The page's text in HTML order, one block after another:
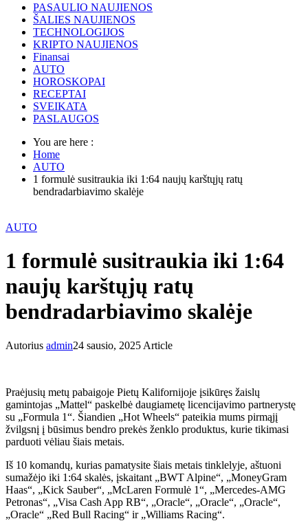
PASAULIO NAUJIENOS
ŠALIES NAUJIENOS
TECHNOLOGIJOS
KRIPTO NAUJIENOS
Finansai
AUTO
HOROSKOPAI
RECEPTAI
SVEIKATA
PASLAUGOS
You are here :
Home
AUTO
1 formulė susitraukia iki 1:64 naujų karštųjų ratų
bendradarbiavimo skalėje
AUTO
1 formulė susitraukia iki 1:64
naujų karštųjų ratų
bendradarbiavimo skalėje
Autorius admin24 sausio, 2025 Article
Praėjusių metų pabaigoje Pietų Kalifornijoje įsikūręs žaislų
gamintojas „Mattel“ paskelbė daugiametę licencijavimo partnerystę
su „Formula 1“. Šiandien „Hot Wheels“ pateikia mums pirmąjį
žvilgsnį į būsimus bendro prekės ženklo produktus, kurie tikimasi
parduoti vėliau šiais metais.
Iš 10 komandų, kurias pamatysite šiais metais tinklelyje, aštuoni
sumažėjo iki 1:64 skalės, įskaitant „BWT Alpine“, „MoneyGram
Haas“, „Kick Sauber“, „McLaren Formulė 1“, „Mercedes-AMG
Petronas“, „Visa Cash App RB“, „Oracle“, „Oracle“, „Oracle“,
„Oracle“ „Red Bull Racing“ ir „Williams Racing“.